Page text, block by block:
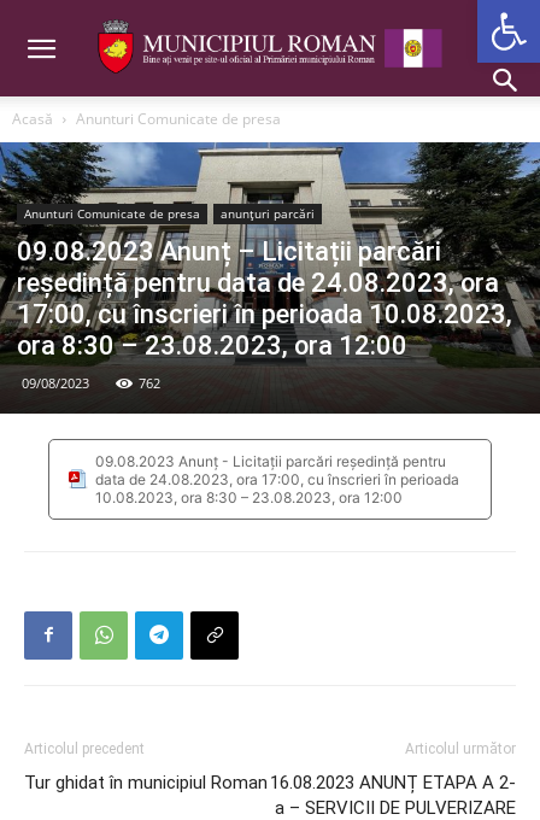
Acasă Anunturi Comunicate de presa
Anunturi Comunicate de presa anunțuri parcări
09.08.2023 Anunț – Licitații parcări
reședință pentru data de 24.08.2023, ora
17:00, cu înscrieri în perioada 10.08.2023,
ora 8:30 – 23.08.2023, ora 12:00
09/08/2023 762
09.08.2023 Anunț - Licitații parcări reședință pentru
data de 24.08.2023, ora 17:00, cu înscrieri în perioada
10.08.2023, ora 8:30 – 23.08.2023, ora 12:00
Articolul precedent
Tur ghidat în municipiul Roman
Articolul următor
16.08.2023 ANUNȚ ETAPA A 2-
a – SERVICII DE PULVERIZARE